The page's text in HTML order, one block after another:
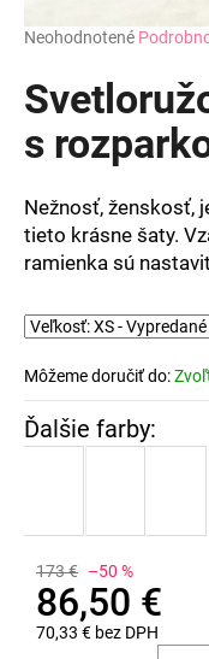
Priemerné
produktu
je
z
hviezdičiek.
Neohodnotené
s
Nežnosť, ženskosť,
tieto krásne šaty.
ramienka sú
Môžeme doručiť do:
173 € –50 %
86,50 €
70,33 € bez DPH